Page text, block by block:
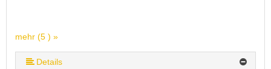
mehr (5 ) »
mehr (5 ) »
Details